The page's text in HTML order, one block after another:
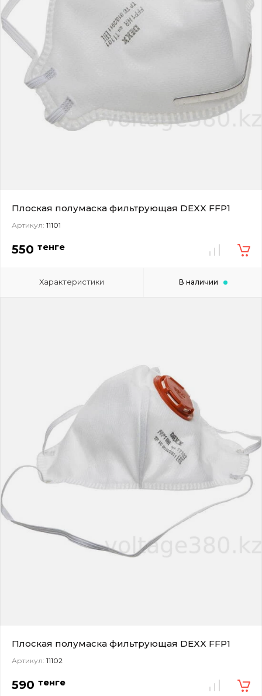
Плоская полумаска фильтрующая DEXX FFP1
Артикул: 11101
550 тенге
Характеристики В наличии
Плоская полумаска фильтрующая DEXX FFP1
Артикул: 11102
590 тенге